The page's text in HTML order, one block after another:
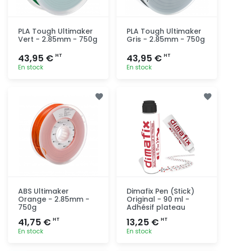
PLA Tough Ultimaker
Vert - 2.85mm - 750g
43,95 € HT
En stock
PLA Tough Ultimaker
Gris - 2.85mm - 750g
43,95 € HT
En stock
ABS Ultimaker
Orange - 2.85mm -
750g
41,75 € HT
En stock
Dimafix Pen (Stick)
Original - 90 ml -
Adhésif plateau
13,25 € HT
En stock